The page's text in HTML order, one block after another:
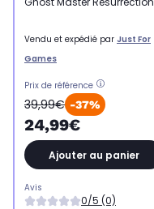
Vendu et expédié par Just For
Games
Prix de référence
39,99€ -37%
24,99€
Ajouter au panier
Avis
0/5 (0)